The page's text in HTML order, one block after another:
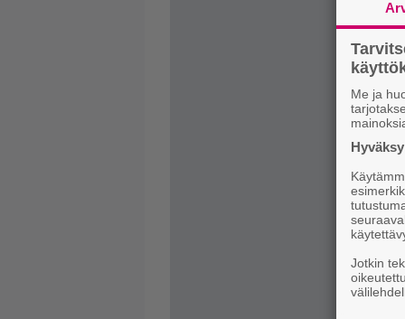
Me ja
Jotkin